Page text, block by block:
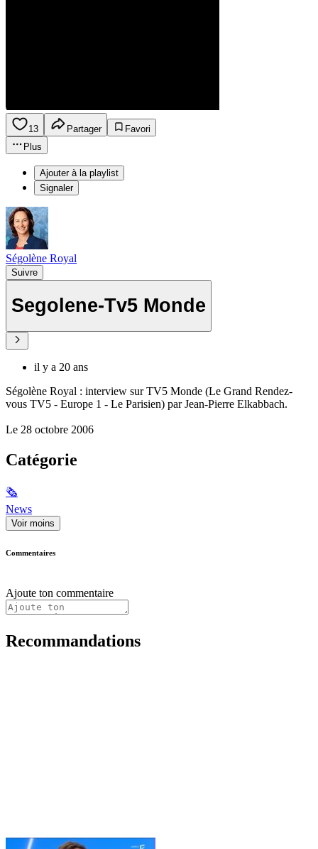
13 Partager
Favori
Plus
Ajouter à la playlist
Signaler
Ségolène Royal
Suivre
Segolene-Tv5 Monde
il y a 20 ans
Ségolène Royal : interview sur TV5 Monde (Le Grand Rendez-
vous TV5 - Europe 1 - Le Parisien) par Jean-Pierre Elkabbach.
Le 28 octobre 2006
Catégorie
🗞
News
Voir moins
Commentaires
Ajoute ton commentaire
Recommandations